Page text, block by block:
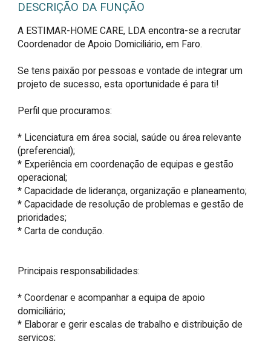
DESCRIÇÃO DA FUNÇÃO
A ESTIMAR-HOME CARE, LDA encontra-se a recrutar
Coordenador de Apoio Domiciliário, em Faro.
Se tens paixão por pessoas e vontade de integrar um
projeto de sucesso, esta oportunidade é para ti!
Perfil que procuramos:
* Licenciatura em área social, saúde ou área relevante
(preferencial);
* Experiência em coordenação de equipas e gestão
operacional;
* Capacidade de liderança, organização e planeamento;
* Capacidade de resolução de problemas e gestão de
prioridades;
* Carta de condução.
Principais responsabilidades:
* Coordenar e acompanhar a equipa de apoio
domiciliário;
* Elaborar e gerir escalas de trabalho e distribuição de
serviços;